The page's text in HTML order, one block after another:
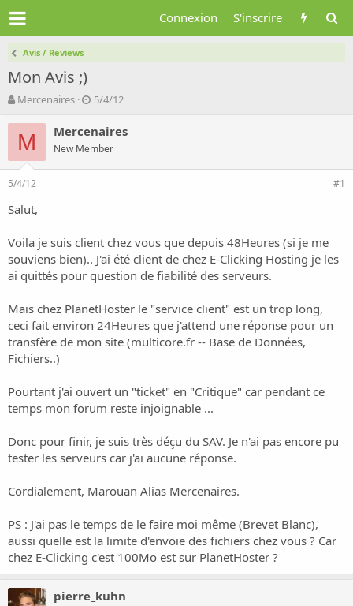
Connexion S'inscrire
Avis / Reviews
Mon Avis ;)
A
t
e
r
d
l
d
i
c
s
s
i
o
Mercenaires
D
t
d
e
t
5/4/12
M Mercenaires
New Member
5/4/12 #1
Salut,
Voila je suis client chez vous que depuis 48Heures (si je me
souviens bien).. J'ai été client de chez E-Clicking Hosting je les
ai quittés pour question de fiabilité des serveurs.
Mais chez PlanetHoster le "service client" est un trop long,
ceci fait environ 24Heures que j'attend une réponse pour un
transfère de mon site (multicore.fr -- Base de Données,
Fichiers..)
Pourtant j'ai ouvert un "ticket" en "Critique" car pendant ce
temps mon forum reste injoignable ...
Donc pour finir, je suis très déçu du SAV. Je n'ai pas encore pu
tester les serveurs car j'ai aucune réponse.
Cordialement, Marouan Alias Mercenaires.
PS : J'ai pas le temps de le faire moi même (Brevet Blanc),
aussi quelle est la limite d'envoie des fichiers chez vous ? Car
chez E-Clicking c'est 100Mo est sur PlanetHoster ?
pierre_kuhn